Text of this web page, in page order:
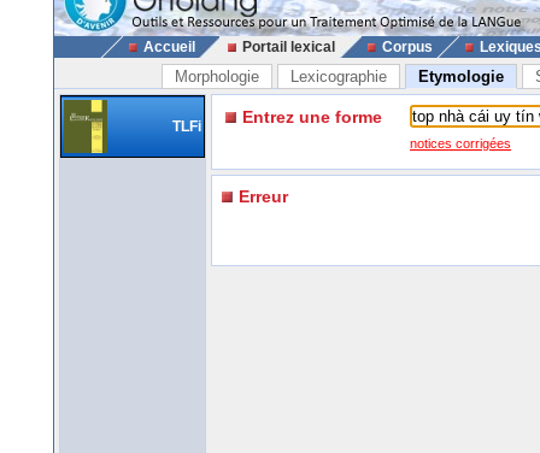
Accueil Portail lexical Corpus
Morphologie Lexicographie Etymologie
TLFi Entrez une forme
notices corrigées
Erreur